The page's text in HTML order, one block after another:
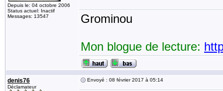
Depuis le: 04 octobre 2006
Status actuel: Inactif
Messages: 13547
Grominou
Mon blogue de lecture:
denis76
Déclamateur
Envoyé : 08 février 2017 à 05:14